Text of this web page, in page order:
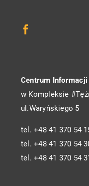
Centrum
w Kompleksie
ul.Waryńskiego 5
tel. +48 41 370 54
tel. +48 41 370 54
tel. +48 41 370 54